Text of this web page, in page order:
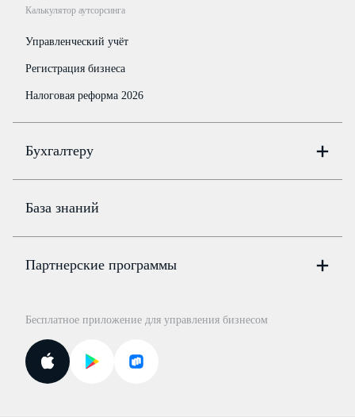
Калькулятор аутсорсинга
Управленческий учёт
Регистрация бизнеса
Налоговая реформа 2026
Бухгалтеру
Цены
Бюро
Консультации по учёту и налогам
Курсы повышения квалификации
Госпроверки
Поиск ответа на вопрос
Новости законодательства
База знаний
Партнерские программы
Для самозанятых
Бесплатное приложение для управления бизнесом